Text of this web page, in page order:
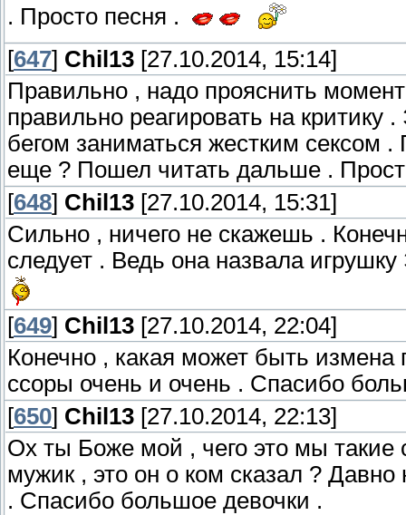
. Просто песня .
[647] Chil13 [27.10.2014, 15:14]
Правильно , надо прояснить
правильно реагировать на
бегом заниматься жестким сексом
еще ? Пошел читать дальше .
[648] Chil13 [27.10.2014, 15:31]
Сильно , ничего не скажешь .
следует . Ведь она назвала
[649] Chil13 [27.10.2014, 22:04]
Конечно , какая может быть измена
ссоры очень и очень . Спасибо
[650] Chil13 [27.10.2014, 22:13]
Ох ты Боже мой , чего это мы
мужик , это он о ком сказал ?
. Спасибо большое девочки .